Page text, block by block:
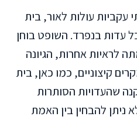
עקביות עולות לאור, בית
עדות בנפרד. השופט בוחן
לראיות אחרות, הגיונה
קיצוניים, כמו כאן, בית
שהעדויות הסותרות
ניתן להבחין בין האמת